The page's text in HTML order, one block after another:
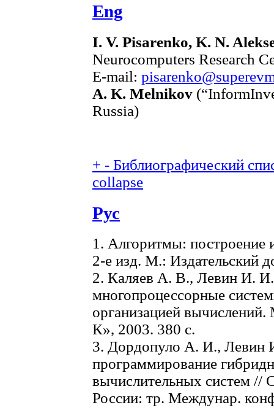
Eng
I. V. Pisarenko, K. N.
Neurocomputers Research
E-mail:
A. K. Melnikov
Russia)
+ - Библиографический
collapse
Рус
1. Алгоритмы: построение
2-е изд. М.: Издательский
2. Каляев А. В., Левин И.
многопроцессорные
организацией
К», 2003. 380 с.
3. Дордопуло А. И., Левин
программирование
вычислительных систем //
России: тр. Междунар.